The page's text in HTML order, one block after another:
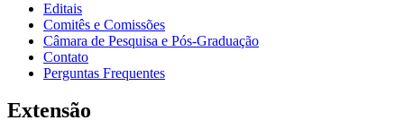
Editais
Comitês e Comissões
Câmara de Pesquisa e Pós-Graduação
Contato
Perguntas Frequentes
Extensão